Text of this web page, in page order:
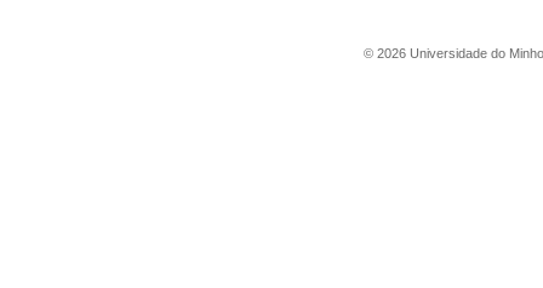
© 2026 Universidade do